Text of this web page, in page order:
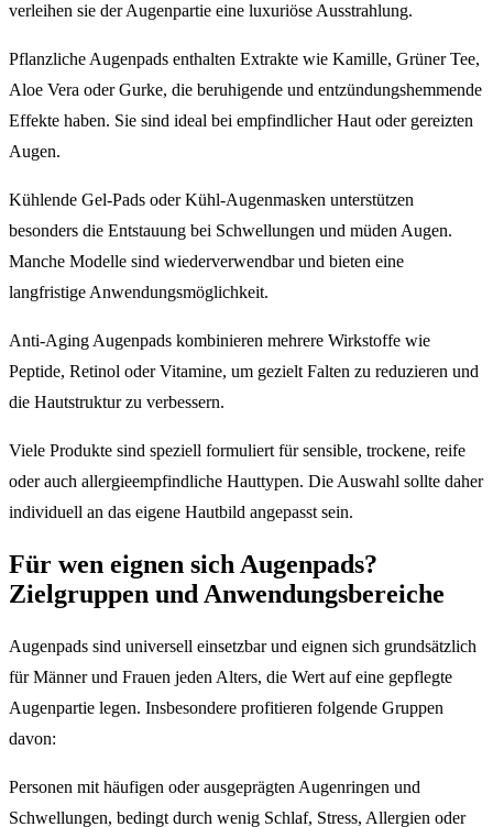
verleihen sie der Augenpartie eine luxuriöse Ausstrahlung.
Pflanzliche Augenpads enthalten Extrakte wie Kamille, Grüner Tee,
Aloe Vera oder Gurke, die beruhigende und entzündungshemmende
Effekte haben. Sie sind ideal bei empfindlicher Haut oder gereizten
Augen.
Kühlende Gel-Pads oder Kühl-Augenmasken unterstützen
besonders die Entstauung bei Schwellungen und müden Augen.
Manche Modelle sind wiederverwendbar und bieten eine
langfristige Anwendungsmöglichkeit.
Anti-Aging Augenpads kombinieren mehrere Wirkstoffe wie
Peptide, Retinol oder Vitamine, um gezielt Falten zu reduzieren und
die Hautstruktur zu verbessern.
Viele Produkte sind speziell formuliert für sensible, trockene, reife
oder auch allergieempfindliche Hauttypen. Die Auswahl sollte daher
individuell an das eigene Hautbild angepasst sein.
Für wen eignen sich Augenpads?
Zielgruppen und Anwendungsbereiche
Augenpads sind universell einsetzbar und eignen sich grundsätzlich
für Männer und Frauen jeden Alters, die Wert auf eine gepflegte
Augenpartie legen. Insbesondere profitieren folgende Gruppen
davon:
Personen mit häufigen oder ausgeprägten Augenringen und
Schwellungen, bedingt durch wenig Schlaf, Stress, Allergien oder